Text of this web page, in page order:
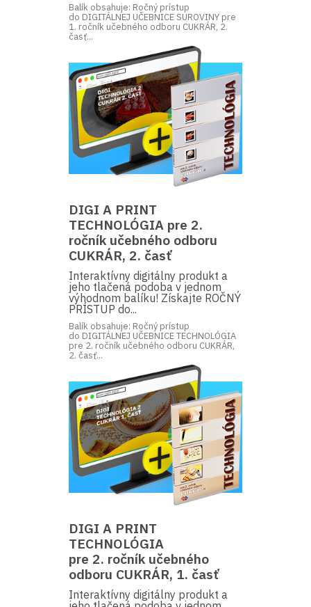
Balík obsahuje: Ročný prístup
do DIGITÁLNEJ UČEBNICE SUROVINY pre
1. ročník učebného odboru CUKRÁR, 2.
časť...
DIGI A PRINT
TECHNOLÓGIA pre 2.
ročník učebného odboru
CUKRÁR, 2. časť
Interaktívny digitálny produkt a
jeho tlačená podoba v jednom
výhodnom balíku! Získajte ROČNÝ
PRÍSTUP do...
Balík obsahuje: Ročný prístup
do DIGITÁLNEJ UČEBNICE TECHNOLÓGIA
pre 2. ročník učebného odboru CUKRÁR,
2. časť...
DIGI A PRINT
TECHNOLÓGIA
pre 2. ročník učebného
odboru CUKRÁR, 1. časť
Interaktívny digitálny produkt a